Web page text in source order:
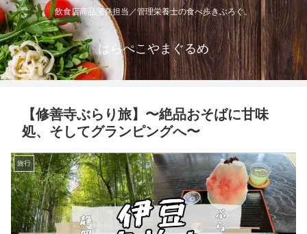
飲食店商品開発担当／管理栄養士の食べ歩きぶろぐ。
はらぺこやまぐるめ
【修善寺ぶらり旅】〜絶品おそばに甘味
処、そしてグランピングへ〜
旅行